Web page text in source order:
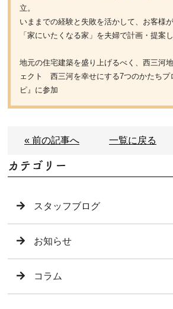
立。
いままでの経験と失敗を活かして、お客様
「家にいたくなる家」を夫婦で計画・提案し
地元の住宅建築を盛り上げるべく、西三河
ェクト 西三河を幸せにする7つのかたちプ
ピ』に参加
« 前の記事へ 一覧に戻る
カテゴリー
スタッフブログ
お知らせ
コラム